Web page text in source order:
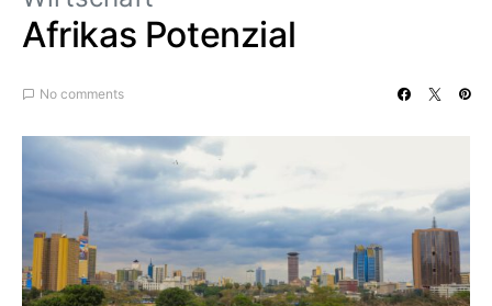
Afrikas Potenzial
No comments